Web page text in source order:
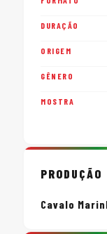
DURAÇÃO
ORIGEM
GÊNERO
MOSTRA
PRODUÇÃO
Cavalo